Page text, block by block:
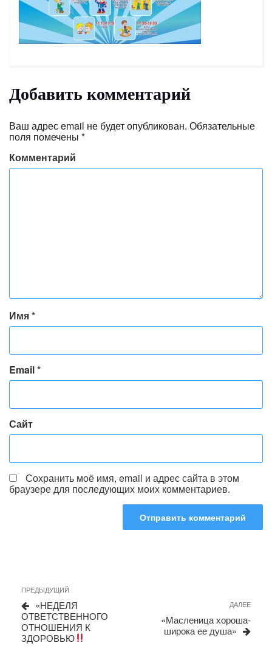
Добавить комментарий
Ваш адрес email не будет опубликован. Обязательные
поля помечены *
Комментарий
Имя*
Email*
Сайт
Сохранить моё имя, email и адрес сайта в этом
браузере для последующих моих комментариев.
Навигация
по
записям
Предыдущая
запись
ПРЕДЫДУЩИЙ
«НЕДЕЛЯ
ОТВЕТСТВЕННОГО
ОТНОШЕНИЯ К
ЗДОРОВЬЮ
ДАЛЕЕ
«Масленица хороша-
широка ее душа»